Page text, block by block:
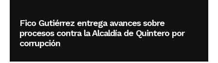
Fico Gutiérrez entrega avances sobre
procesos contra la Alcaldía de Quintero por
corrupción